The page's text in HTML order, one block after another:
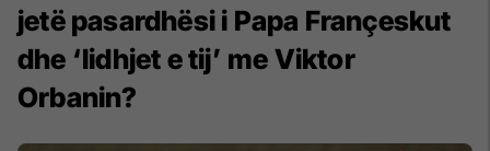
jetë pasardhësi i Papa Françeskut
dhe ‘lidhjet e tij’ me Viktor
Orbanin?